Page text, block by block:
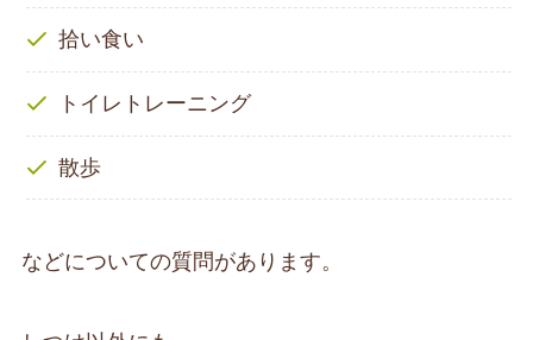
拾い食い
トイレトレーニング
散歩
などについての質問があります。